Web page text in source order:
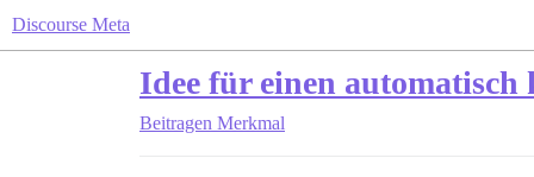
Discourse Meta
Idee für einen
Beitragen Merkmal